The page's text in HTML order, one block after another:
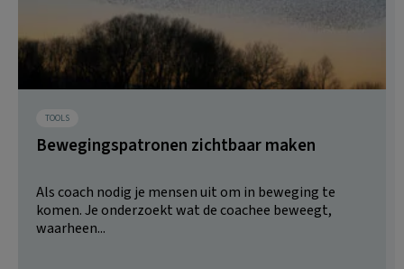
TOOLS
Bewegingspatronen zichtbaar maken
Als coach nodig je mensen uit om in beweging te
komen. Je onderzoekt wat de coachee beweegt,
waarheen...